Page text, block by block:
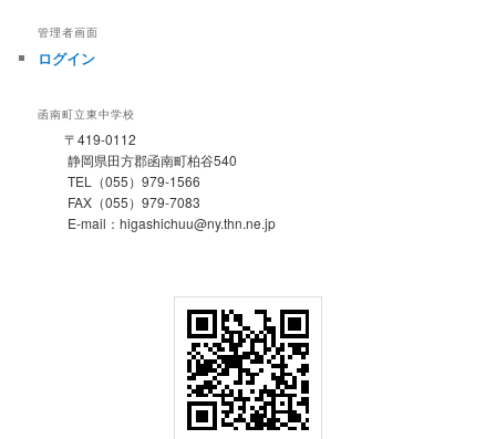
管理者画面
ログイン
函南町立東中学校
〒419-0112
静岡県田方郡函南町柏谷540
TEL（055）979-1566
FAX（055）979-7083
E-mail：higashichuu@ny.thn.ne.jp